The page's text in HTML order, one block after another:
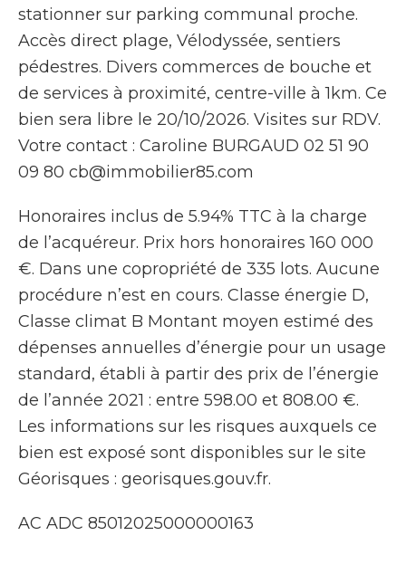
stationner sur parking communal proche.
Accès direct plage, Vélodyssée, sentiers
pédestres. Divers commerces de bouche et
de services à proximité, centre-ville à 1km. Ce
bien sera libre le 20/10/2026. Visites sur RDV.
Votre contact : Caroline BURGAUD 02 51 90
09 80 cb@immobilier85.com
Honoraires inclus de 5.94% TTC à la charge
de l’acquéreur. Prix hors honoraires 160 000
€. Dans une copropriété de 335 lots. Aucune
procédure n’est en cours. Classe énergie D,
Classe climat B Montant moyen estimé des
dépenses annuelles d’énergie pour un usage
standard, établi à partir des prix de l’énergie
de l’année 2021 : entre 598.00 et 808.00 €.
Les informations sur les risques auxquels ce
bien est exposé sont disponibles sur le site
Géorisques : georisques.gouv.fr.
AC ADC 85012025000000163